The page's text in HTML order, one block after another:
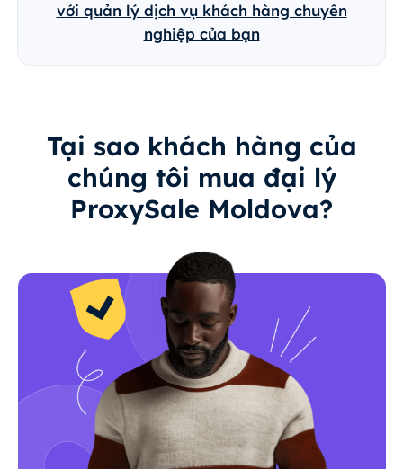
với quản lý dịch vụ khách hàng chuyên
nghiệp của bạn
Tại sao khách hàng của
chúng tôi mua đại lý
ProxySale Moldova?